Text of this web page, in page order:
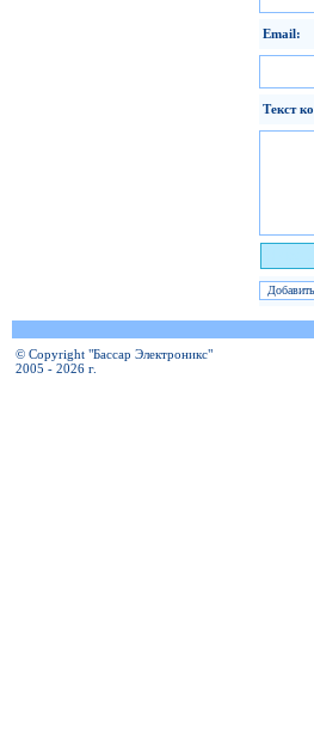
Email:
Текст
© Copyright "Бассар Электроникс"
2005 - 2026 г.